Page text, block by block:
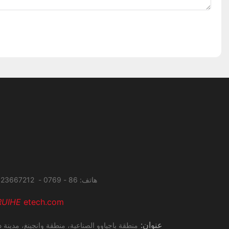
هاتف: 86 - 0769 - 23667212 فاكس: 86 - 0769 - 27285034
etech.com
عنوان: منطقة باجياوو الصناعية، منطقة وانجينغ، مدينة